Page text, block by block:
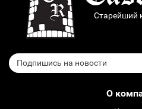
Старейший
О